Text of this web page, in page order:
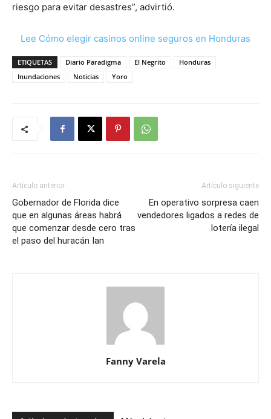
riesgo para evitar desastres”, advirtió.
Lee Cómo elegir casinos online seguros en Honduras
ETIQUETAS Diario Paradigma El Negrito
Honduras
Inundaciones
Noticias Yoro
Artículo anterior
Gobernador de Florida dice
que en algunas áreas habrá
que comenzar desde cero tras
el paso del huracán Ian
Artículo siguiente
En operativo sorpresa caen
vendedores ligados a redes de
lotería ilegal
Fanny Varela